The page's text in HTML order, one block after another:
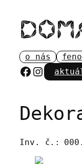
obsah
o nás
Facebook
Inv. č.: